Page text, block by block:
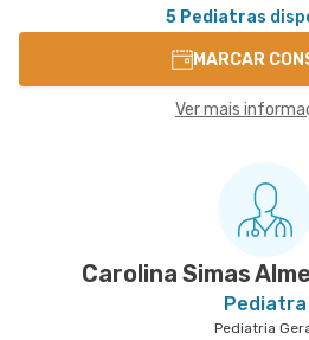
5 Pediatras
MARCAR
Ver mais
Carolina Simas
Pediatra
Pediatria